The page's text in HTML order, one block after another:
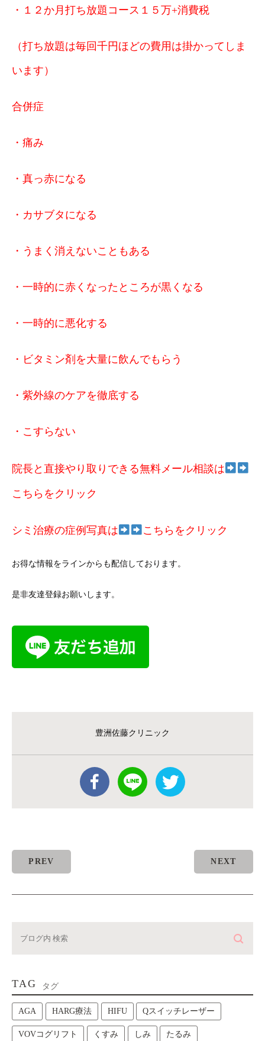
・１２か月打ち放題コース１５万+消費税
（打ち放題は毎回千円ほどの費用は掛かってしま
います）
合併症
・痛み
・真っ赤になる
・カサブタになる
・うまく消えないこともある
・一時的に赤くなったところが黒くなる
・一時的に悪化する
・ビタミン剤を大量に飲んでもらう
・紫外線のケアを徹底する
・こすらない
院長と直接やり取りできる無料メール相談は
こちらをクリック
シミ治療の症例写真は こ ちらをクリック
お得な情報をラインからも配信しております。
是非友達登録お願いします。
豊洲佐藤クリニック
PREV NEXT
TAG タグ
AGA HARG療法 HIFU Qスイッチレーザー
VOVコグリフト くすみ しみ たるみ